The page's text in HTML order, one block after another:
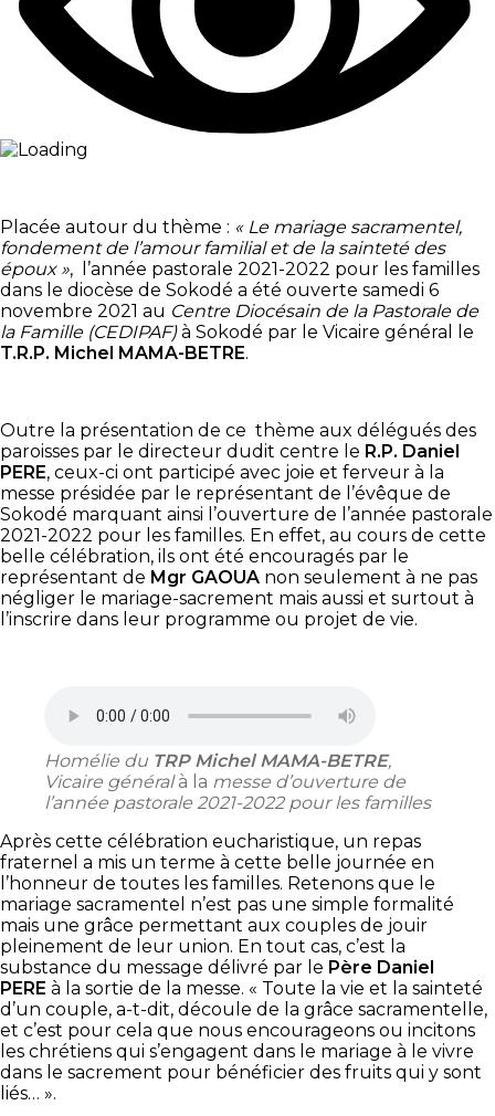
Placée autour du thème : « Le mariage sacramentel,
fondement de l’amour familial et de la sainteté des
époux », l’année pastorale 2021-2022 pour les familles
dans le diocèse de Sokodé a été ouverte samedi 6
novembre 2021 au Centre Diocésain de la Pastorale de
la Famille (CEDIPAF)à Sokodé par le Vicaire général le
T.R.P. Michel MAMA-BETRE.
Outre la présentation de ce thème aux délégués des
paroisses par le directeur dudit centre le R.P. Daniel
PERE, ceux-ci ont participé avec joie et ferveur à la
messe présidée par le représentant de l’évêque de
Sokodé marquant ainsi l’ouverture de l’année pastorale
2021-2022 pour les familles. En effet, au cours de cette
belle célébration, ils ont été encouragés par le
représentant de Mgr GAOUA non seulement à ne pas
négliger le mariage-sacrement mais aussi et surtout à
l’inscrire dans leur programme ou projet de vie.
Homélie du TRP Michel MAMA-BETRE,
Vicaire généralà la messe d’ouverture de
l’année pastorale 2021-2022 pour les familles
Après cette célébration eucharistique, un repas
fraternel a mis un terme à cette belle journée en
l’honneur de toutes les familles. Retenons que le
mariage sacramentel n’est pas une simple formalité
mais une grâce permettant aux couples de jouir
pleinement de leur union. En tout cas, c’est la
substance du message délivré par le Père Daniel
PERE à la sortie de la messe. « Toute la vie et la sainteté
d’un couple, a-t-dit, découle de la grâce sacramentelle,
et c’est pour cela que nous encourageons ou incitons
les chrétiens qui s’engagent dans le mariage à le vivre
dans le sacrement pour bénéficier des fruits qui y sont
liés… ».